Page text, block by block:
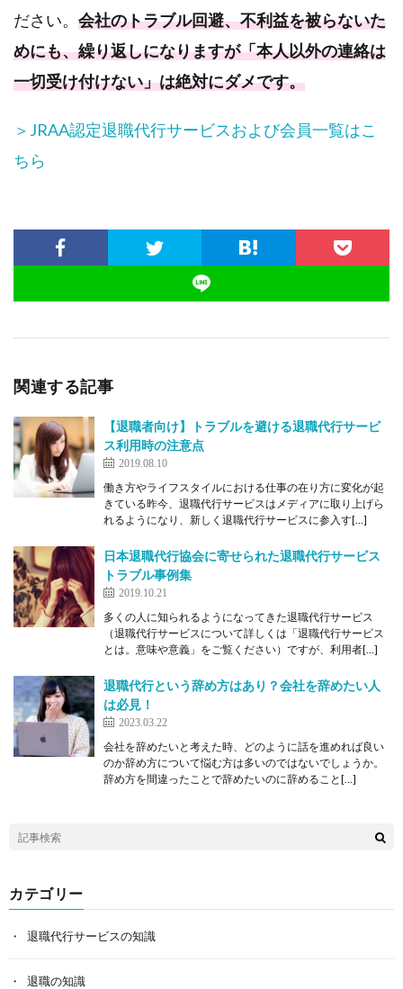
ださい。 会社のトラブル回避、不利益を被らないた
めにも、繰り返しになりますが「本人以外の連絡は
一切受け付けない」は絶対にダメです。
＞JRAA認定退職代行サービスおよび会員一覧はこ
ちら
関連する記事
【退職者向け】トラブルを避ける退職代行サービ
ス利用時の注意点
2019.08.10
働き方やライフスタイルにおける仕事の在り方に変化が起
きている昨今、退職代行サービスはメディアに取り上げら
れるようになり、新しく退職代行サービスに参入す[…]
日本退職代行協会に寄せられた退職代行サービス
トラブル事例集
2019.10.21
多くの人に知られるようになってきた退職代行サービス
（退職代行サービスについて詳しくは「退職代行サービス
とは。意味や意義」をご覧ください）ですが、利用者[…]
退職代行という辞め方はあり？会社を辞めたい人
は必見！
2023.03.22
会社を辞めたいと考えた時、どのように話を進めれば良い
のか辞め方について悩む方は多いのではないでしょうか。
辞め方を間違ったことで辞めたいのに辞めること[…]
カテゴリー
退職代行サービスの知識
退職の知識